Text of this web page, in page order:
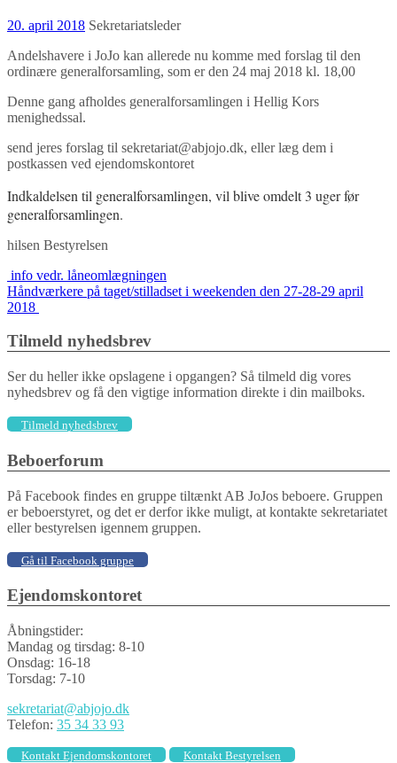
20. april 2018 Sekretariatsleder
Andelshavere i JoJo kan allerede nu komme med forslag til den
ordinære generalforsamling, som er den 24 maj 2018 kl. 18,00
Denne gang afholdes generalforsamlingen i Hellig Kors
menighedssal.
send jeres forslag til sekretariat@abjojo.dk, eller læg dem i
postkassen ved ejendomskontoret
Indkaldelsen til generalforsamlingen, vil blive omdelt 3 uger før
generalforsamlingen.
hilsen Bestyrelsen
Indlægs
navigation
info vedr. låneomlægningen
Håndværkere på taget/stilladset i weekenden den 27-28-29 april
2018
Tilmeld nyhedsbrev
Ser du heller ikke opslagene i opgangen? Så tilmeld dig vores
nyhedsbrev og få den vigtige information direkte i din mailboks.
Tilmeld nyhedsbrev
Beboerforum
På Facebook findes en gruppe tiltænkt AB JoJos beboere. Gruppen
er beboerstyret, og det er derfor ikke muligt, at kontakte sekretariatet
eller bestyrelsen igennem gruppen.
Gå til Facebook gruppe
Ejendomskontoret
Åbningstider:
Mandag og tirsdag: 8-10
Onsdag: 16-18
Torsdag: 7-10
sekretariat@abjojo.dk
Telefon: 35 34 33 93
Kontakt Ejendomskontoret Kontakt Bestyrelsen